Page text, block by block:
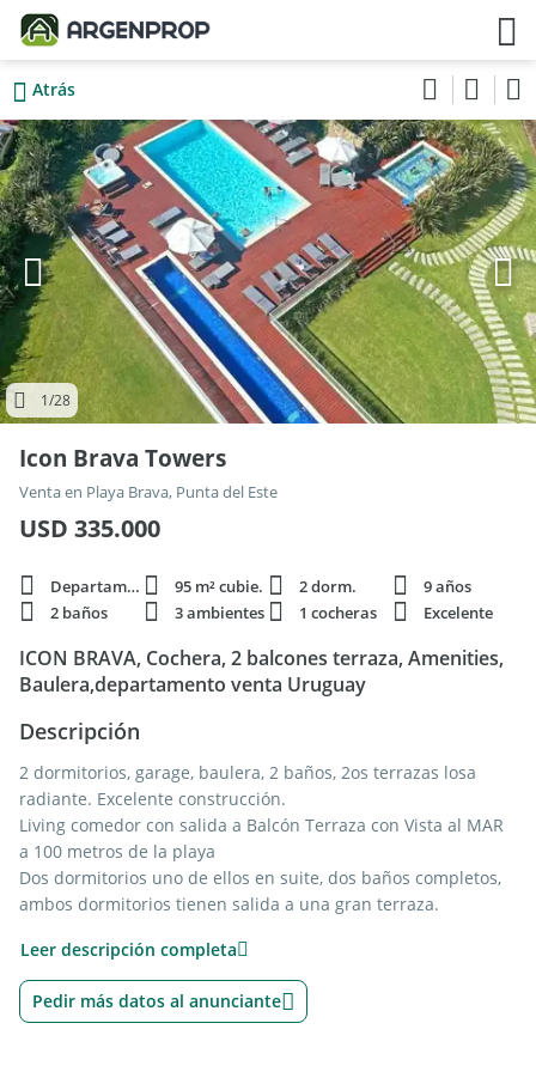
Atrás
1/28
Icon Brava Towers
Venta en Playa Brava, Punta del Este
USD 335.000
Departamento 95 m² cubie. 2 dorm.
9 años
2 baños
3 ambientes 1 cocheras Excelente
ICON BRAVA, Cochera, 2 balcones terraza, Amenities,
Baulera,departamento venta Uruguay
Descripción
2 dormitorios, garage, baulera, 2 baños, 2os terrazas losa
radiante. Excelente construcción.
Living comedor con salida a Balcón Terraza con Vista al MAR
a 100 metros de la playa
Dos dormitorios uno de ellos en suite, dos baños completos,
ambos dormitorios tienen salida a una gran terraza.
acondicionado. Loza Radiante sectorizada (ahorro consumo)
termostatos digitales con domótica.
Lavavajillas, lavarropas, 2 calefones italianos de 100 litros c/u.
Leer descripción completa
Pedir más datos al anunciante